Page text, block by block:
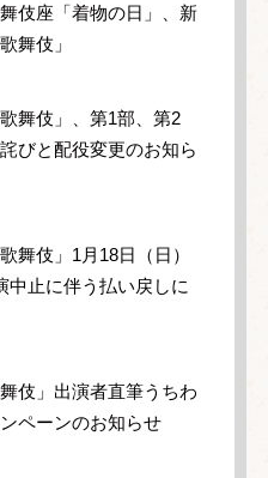
伎座「着物の日」、新
舞伎」
舞伎」、第1部、第2
びと配役変更のお知ら
舞伎」1月18日（日）
中止に伴う払い戻しに
伎」出演者直筆うちわ
ペーンのお知らせ